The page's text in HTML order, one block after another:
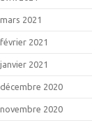
mars 2021
février 2021
janvier 2021
décembre 2020
novembre 2020